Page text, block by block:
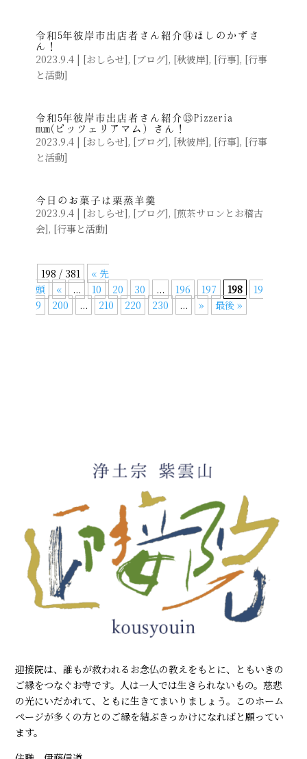
令和5年彼岸市出店者さん紹介⑭ほしのかずさ
ん！
2023.9.4 | [おしらせ], [ブログ], [秋彼岸], [行事], [行事
と活動]
令和5年彼岸市出店者さん紹介⑬Pizzeria
mum(ピッツェリアマム）さん！
2023.9.4 | [おしらせ], [ブログ], [秋彼岸], [行事], [行事
と活動]
今日のお菓子は栗蒸羊羹
2023.9.4 | [おしらせ], [ブログ], [煎茶サロンとお稽古
会], [行事と活動]
198 / 381
« 先
頭
« ... 10 20 30 ... 196 197 198
19
9
200 ... 210 220 230 ... » 最後 »
迎接院は、誰もが救われるお念仏の教えをもとに、ともいきの
ご縁をつなぐお寺です。人は一人では生きられないもの。慈悲
の光にいだかれて、ともに生きてまいりましょう。このホーム
ページが多くの方とのご縁を結ぶきっかけになればと願ってい
ます。